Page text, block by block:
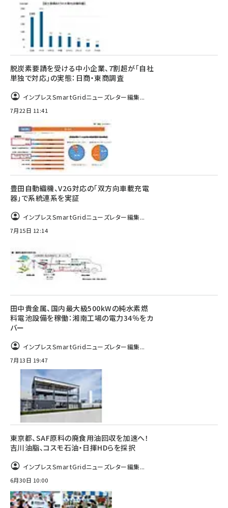
脱炭素要請を受ける中小企業、7割超が「自社
単独で対応」の実態：日商・東商調査
インプレスSmartGridニューズレター編集...
7月22日 11:41
豊田自動織機、V2G対応の「双方向車載充電
器」で系統連系を実証
インプレスSmartGridニューズレター編集...
7月15日 12:14
田中貴金属、国内最大級500kWの純水素燃
料電池設備を稼働：湘南工場の電力34％をカ
バー
インプレスSmartGridニューズレター編集...
7月13日 19:47
東京都、SAF原料の廃食用油回収を加速へ！
吉川油脂、コスモ石油・日揮HDらを採択
インプレスSmartGridニューズレター編集...
6月30日 10:00